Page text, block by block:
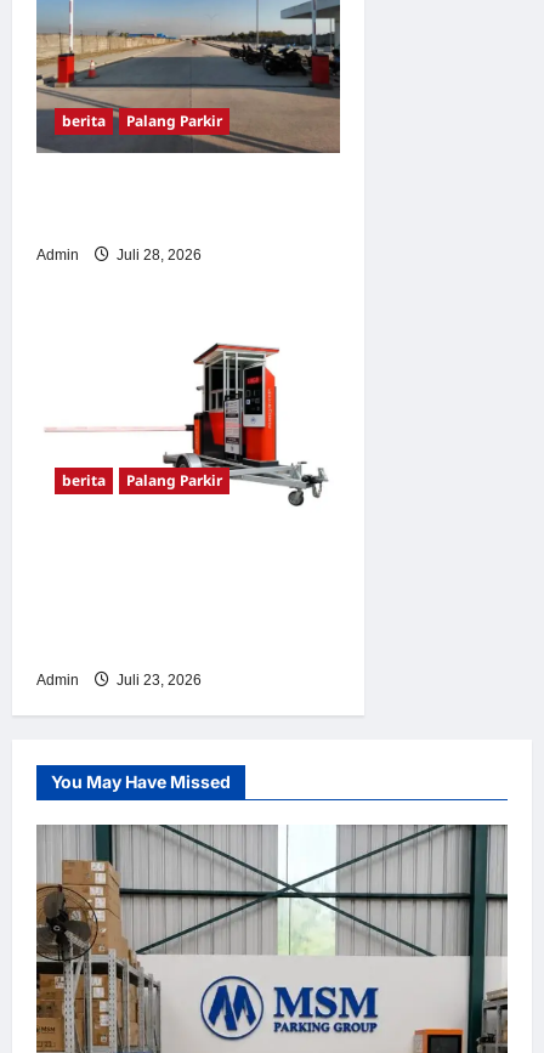
berita Palang Parkir
Admin Juli 28, 2026
berita Palang Parkir
Admin Juli 23, 2026
You May Have Missed